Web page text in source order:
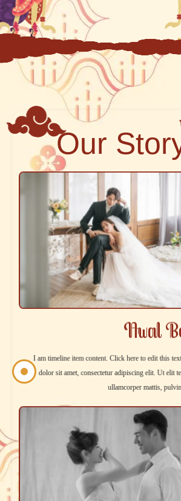
Our
Awal
I am timeline item content. Click here to edit this
dolor sit amet, consectetur adipiscing elit. Ut elit
ullamcorper mattis,